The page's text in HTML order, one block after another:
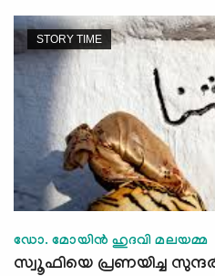
STORY TIME
ഡോ. മോയിന്‍ ഹുദവി മലയമ്മ
സ്വൂഫിയെ പ്രണയിച്ച